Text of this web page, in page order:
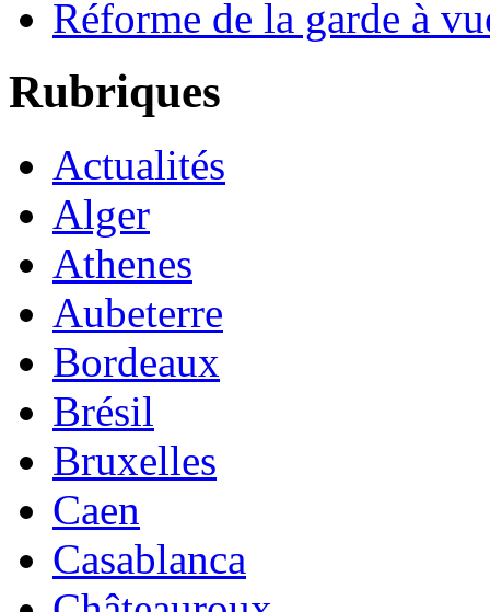
Réforme de la garde à
Rubriques
Actualités
Alger
Athenes
Aubeterre
Bordeaux
Brésil
Bruxelles
Caen
Casablanca